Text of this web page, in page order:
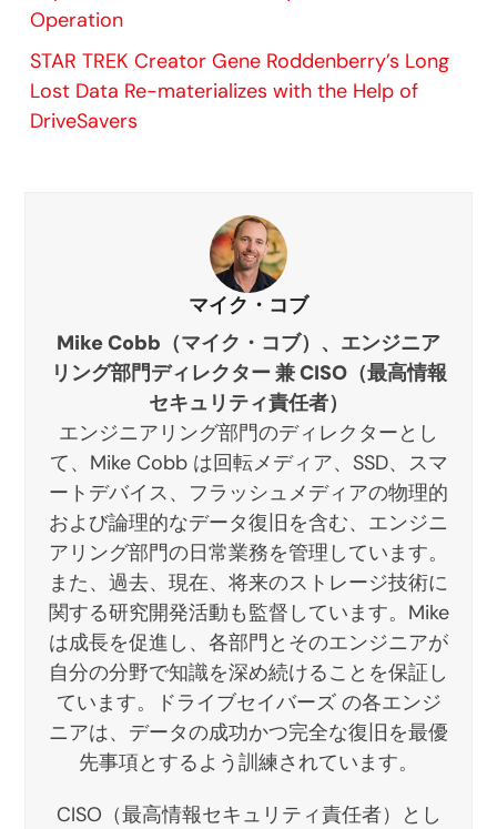
Operation
STAR TREK Creator Gene Roddenberry’s Long
Lost Data Re-materializes with the Help of
DriveSavers
マイク・コブ
Mike Cobb（マイク・コブ）、エンジニア
リング部門ディレクター 兼 CISO（最高情報
セキュリティ責任者）
エンジニアリング部門のディレクターとし
て、Mike Cobb は回転メディア、SSD、スマ
ートデバイス、フラッシュメディアの物理的
および論理的なデータ復旧を含む、エンジニ
アリング部門の日常業務を管理しています。
また、過去、現在、将来のストレージ技術に
関する研究開発活動も監督しています。Mike
は成長を促進し、各部門とそのエンジニアが
自分の分野で知識を深め続けることを保証し
ています。ドライブセイバーズ の各エンジ
ニアは、データの成功かつ完全な復旧を最優
先事項とするよう訓練されています。
CISO（最高情報セキュリティ責任者）とし